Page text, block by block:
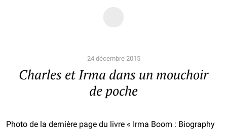
24 décembre 2015
Charles et Irma dans un mouchoir
de poche
Photo de la dernière page du livre « Irma Boom : Biography